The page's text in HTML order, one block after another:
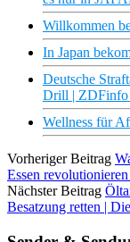
Willkommen
In Japan
Deutsche
Drill | ZDFinfo
Wellness für
Vorheriger Beitrag
Essen
Nächster Beitrag
Besatzung retten |